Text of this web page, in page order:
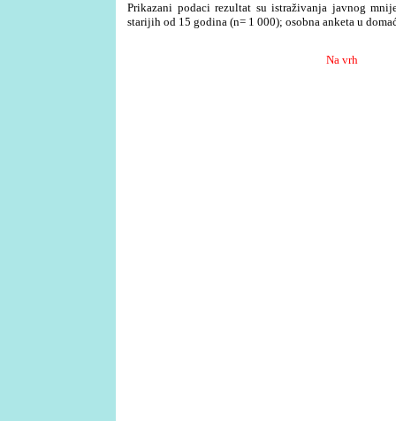
Prikazani podaci rezultat su istraživanja javnog
starijih od 15 godina (n= 1 000); osobna anketa u
Na vrh